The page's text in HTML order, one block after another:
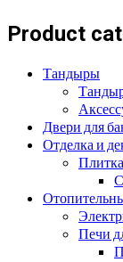
Product
Тандыры
Двери для
Отделка и
Печи